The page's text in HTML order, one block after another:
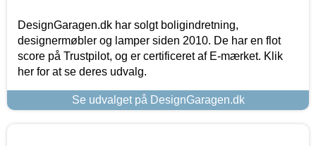
DesignGaragen.dk har solgt boligindretning,
designermøbler og lamper siden 2010. De har en flot
score på Trustpilot, og er certificeret af E-mærket. Klik
her for at se deres udvalg.
Se udvalget på DesignGaragen.dk